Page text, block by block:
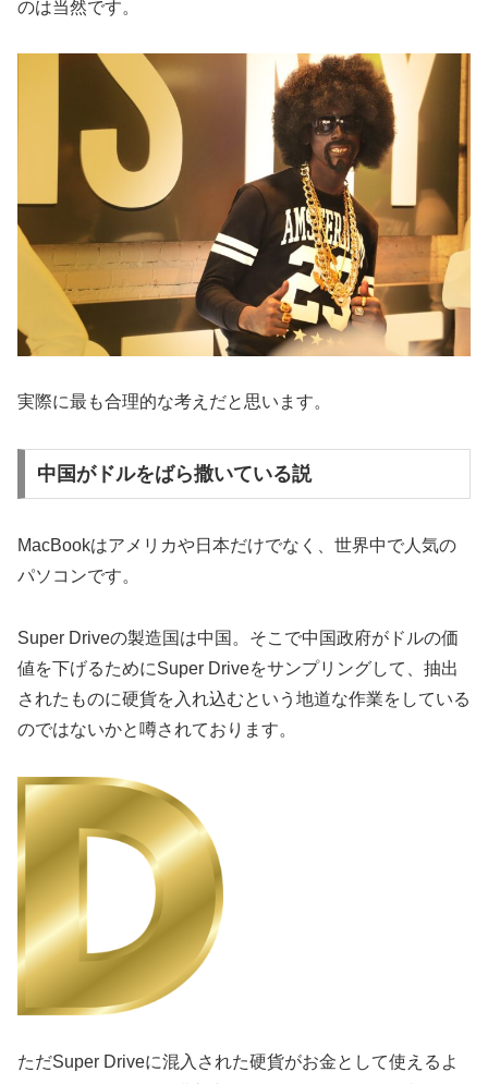
のは当然です。
実際に最も合理的な考えだと思います。
中国がドルをばら撒いている説
MacBookはアメリカや日本だけでなく、世界中で人気の
パソコンです。
Super Driveの製造国は中国。そこで中国政府がドルの価
値を下げるためにSuper Driveをサンプリングして、抽出
されたものに硬貨を入れ込むという地道な作業をしている
のではないかと噂されております。
ただSuper Driveに混入された硬貨がお金として使えるよ